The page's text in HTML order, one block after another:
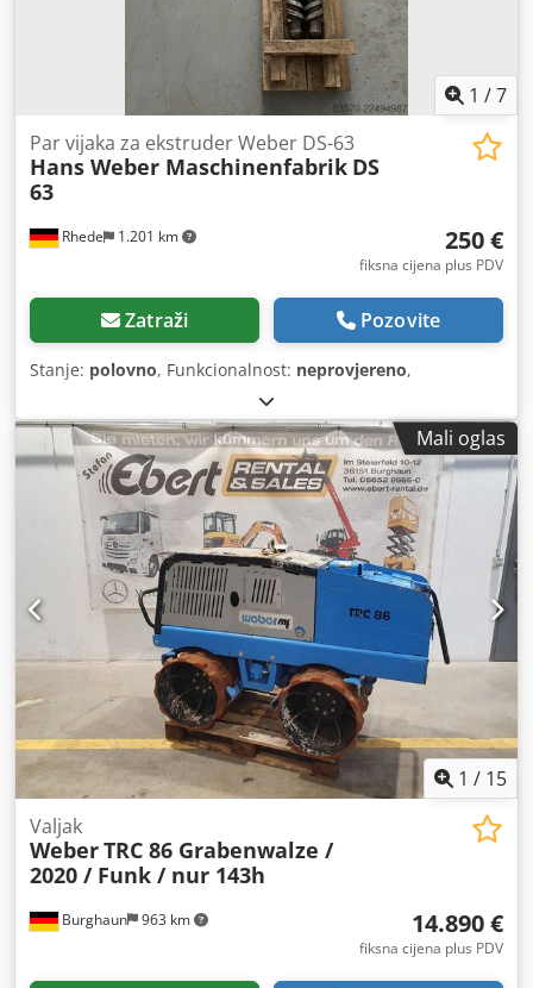
1 /7
Rhede 1.201 km
Par vijaka za ekstruder Weber DS-63
Hans Weber Maschinenfabrik DS
63
250 €
fiksna cijena plus PDV
Zatraži Pozovite
Stanje: polovno, Funkcionalnost: neprovjereno,
Mali oglas
1 / 15
Burghaun 963 km
Valjak
WeberTRC 86 Grabenwalze /
2020 / Funk / nur 143h
14.890 €
fiksna cijena plus PDV